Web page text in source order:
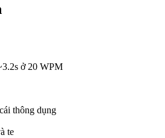
ở 20 WPM
thông dụng
te